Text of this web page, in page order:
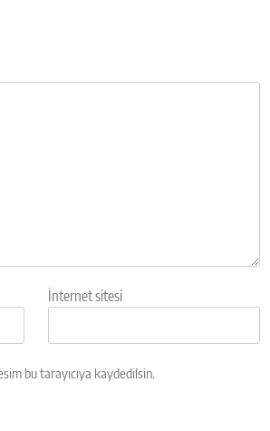
İnternet sitesi
bu tarayıcıya kaydedilsin.